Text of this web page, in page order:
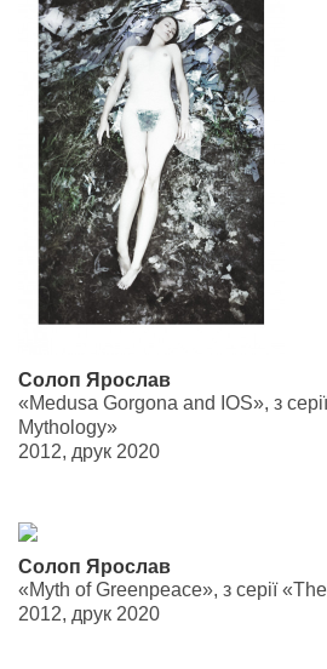
Солоп Ярослав
«Medusa Gorgona and IOS», з
Mythology»
2012, друк 2020
Солоп Ярослав
«Myth of Greenpeace», з серії
2012, друк 2020